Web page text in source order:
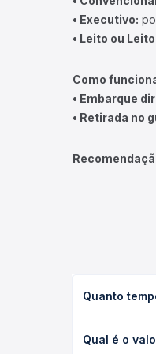
• Executivo:
• Leito ou
Como
• Embarque
• Retirada no
Quanto
ou leito) e as
Qual é o